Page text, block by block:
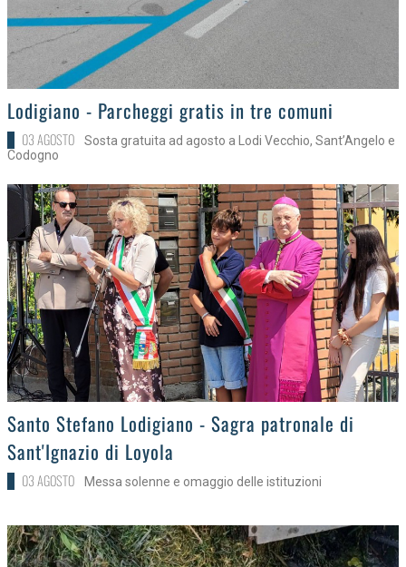
>Lodigiano - Parcheggi gratis in tre comuni
03 AGOSTO
Sosta gratuita ad agosto a Lodi Vecchio, Sant’Angelo e
Codogno
>
Santo Stefano Lodigiano - Sagra patronale di
Sant'Ignazio di Loyola
03 AGOSTO Messa solenne e omaggio delle istituzioni